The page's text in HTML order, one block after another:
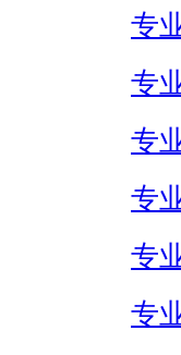
专
专
专
专
专
专